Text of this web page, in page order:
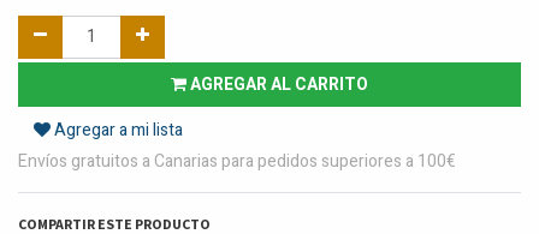
AGREGAR AL CARRITO
Agregar a mi lista
Envíos gratuitos a Canarias para pedidos superiores a 100€
COMPARTIR ESTE PRODUCTO